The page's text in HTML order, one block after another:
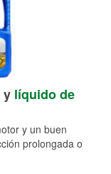
y líquido de
y un buen
prolongada o